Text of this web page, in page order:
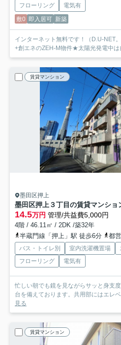
フローリング
電気有
敷0 即入居可 新築
インターネット無料です！（D.U-NET
+創エネのZEH-M物件★太陽光発電中は
賃貸マンション
墨田区押上
墨田区押上３丁目の賃貸マンショ
14.5万円 管理/共益費5,000円
4階 / 46.11㎡ / 2DK /築32年
半蔵門線「押上」駅 徒歩6分
都
バス・トイレ別 室内洗濯機置場
フローリング
電気有
忙しい朝でも鏡を見ながらサッと身支
台を備えております。共用部にはエレ
見る
賃貸マンション